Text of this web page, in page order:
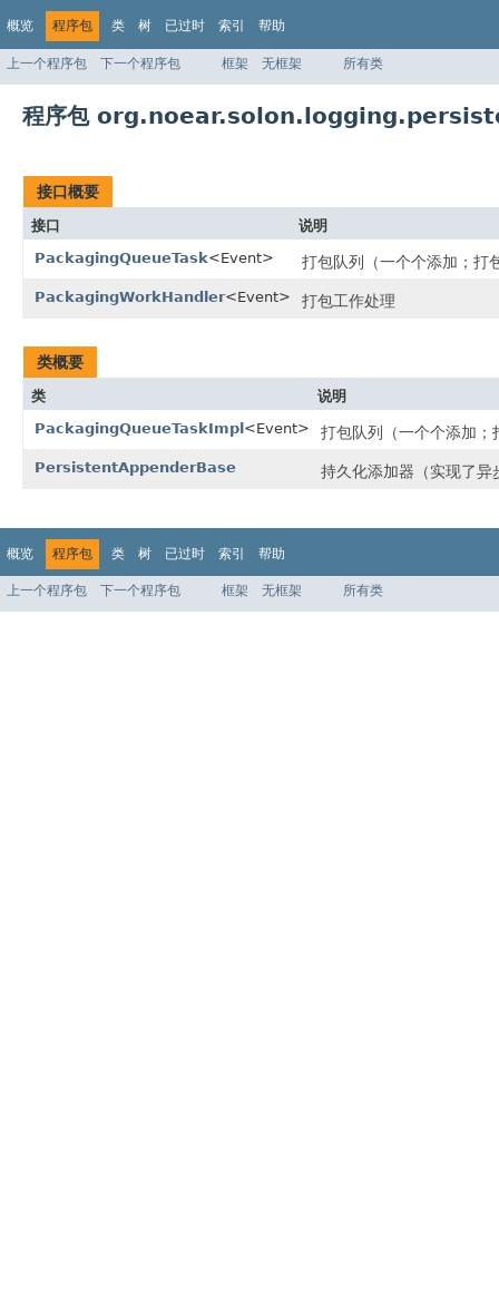
概览 程序包 类 树 已过时 索引 帮助
上一个程序包 下一个程序包 框架 无框架 所有类
程序包
接口概要
接口
说明
PackagingQueueTask<Event> 打包队列（一个个添加；打
PackagingWorkHandler<Event> 打包工作处理
类概要
类
说明
PackagingQueueTaskImpl<Event> 打包队列（一个个添加
PersistentAppenderBase 持久化添加器（实现了异
概览 程序包 类 树 已过时 索引 帮助
上一个程序包 下一个程序包 框架 无框架 所有类